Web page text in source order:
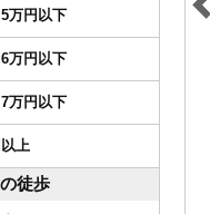
万円以下
万円以下
万円以下
上
徒歩